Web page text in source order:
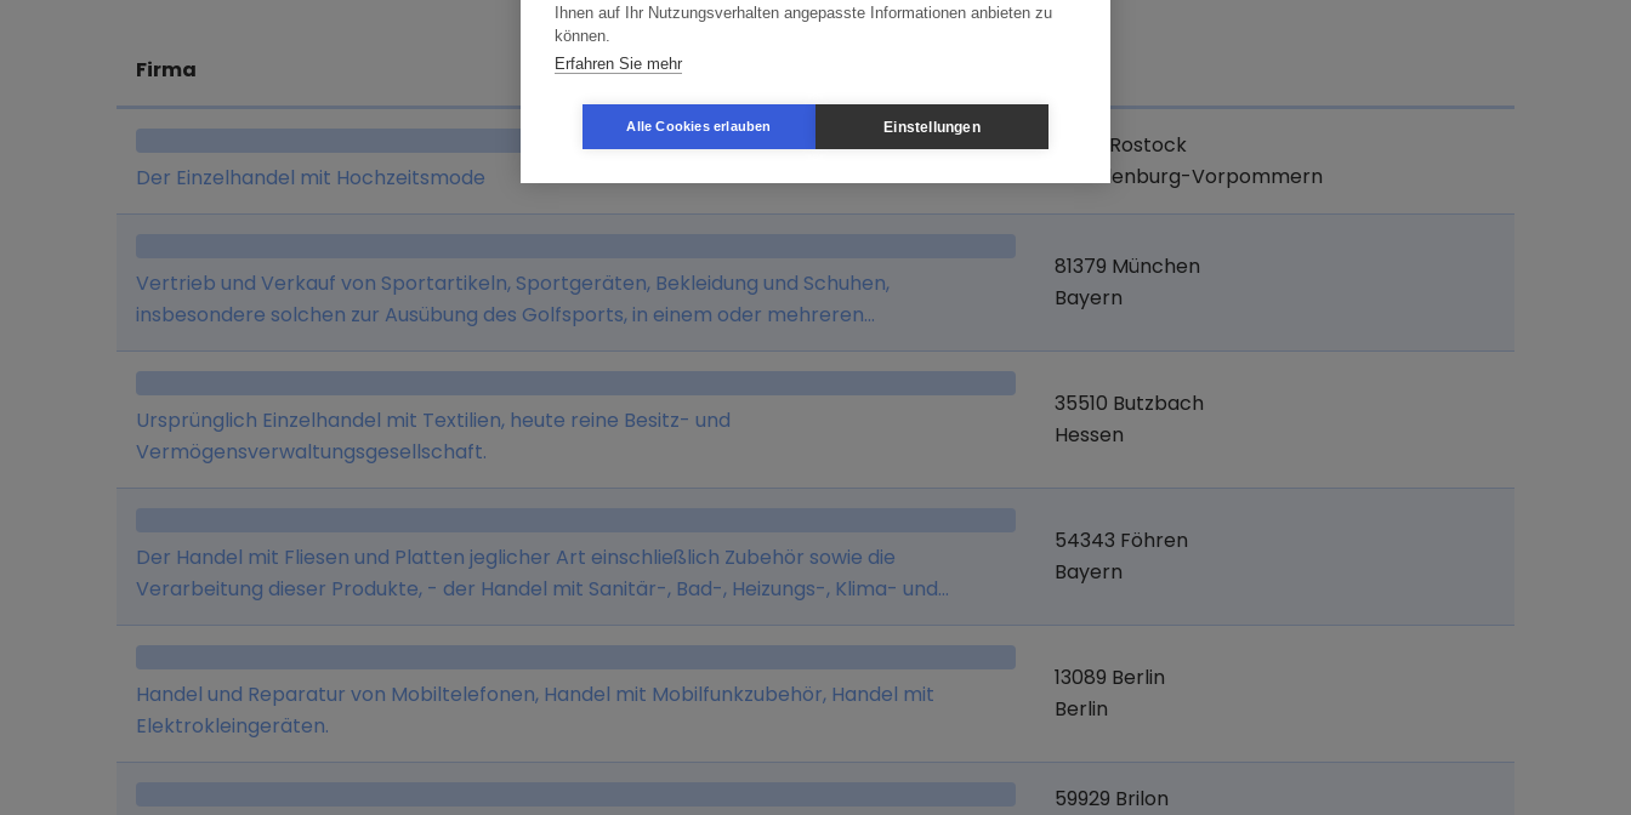
Firma Branche
Der Einzelhandel mit Hochzeitsmode
18147 Rostock
Mecklenburg-Vorpommern
Vertrieb und Verkauf von Sportartikeln, Sportgeräten, Bekleidung und Schuhen,
insbesondere solchen zur Ausübung des Golfsports, in einem oder mehreren
Ladengeschäften im Großraum München und in dem ebenfalls vom Unternehmen
betriebenen Online-Shop (www.mygolfoutlet.de).
81379 München
Bayern
Ursprünglich Einzelhandel mit Textilien, heute reine Besitz- und
Vermögensverwaltungsgesellschaft.
35510 Butzbach
Hessen
Der Handel mit Fliesen und Platten jeglicher Art einschließlich Zubehör sowie die
Verarbeitung dieser Produkte, - der Handel mit Sanitär-, Bad-, Heizungs-, Klima- und
Lüftungsartikeln jeglicher Art einschließlich Zubehör sowie die Verarbeitung dieser Produkte,
- der Handel mit Bad-, Wohn- und Tischaccessoires jeglicher Art, - der Vertrieb, der Handel
und die Entwicklung von EDV-Soft- und Hardware sowie die Organisationsberatung, - das
Speditions-, Lager- und Frachtführergeschäft im nationalen und internationalen Bereich
sowie die Durchführung von Dienstleistungen in den Bereichen Logistik,
54343 Föhren
Bayern
Handel und Reparatur von Mobiltelefonen, Handel mit Mobilfunkzubehör, Handel mit
Elektrokleingeräten.
13089 Berlin
Berlin
59929 Brilon
Ihnen auf Ihr Nutzungsverhalten angepasste Informationen anbieten zu
können.
Erfahren Sie mehr
Alle Cookies erlauben Einstellungen